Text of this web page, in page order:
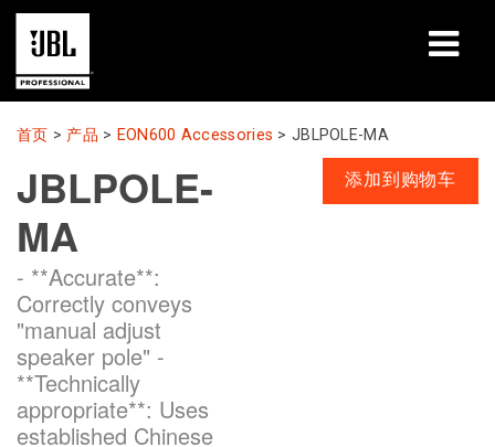
产品
案例研究
学习课程
培训
关于
哪里购买和连接
首页 > 产品 > EON600 Accessories > JBLPOLE-MA
JBLPOLE-
MA
- **Accurate**:
Correctly conveys
"manual adjust
speaker pole" -
**Technically
appropriate**: Uses
established Chinese
添加到购物车